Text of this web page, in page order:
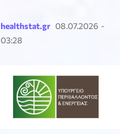
healthstat.gr 08.07.2026 -
03:28